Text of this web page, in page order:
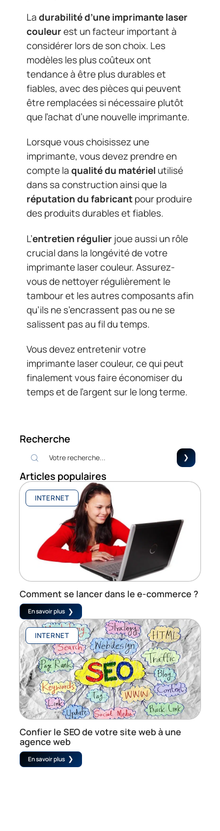
Ladurabilité d’une imprimante laser
couleurest un facteur important à
considérer lors de son choix. Les
modèles les plus coûteux ont
tendance à être plus durables et
fiables, avec des pièces qui peuvent
être remplacées si nécessaire plutôt
que l’achat d’une nouvelle imprimante.
Lorsque vous choisissez une
imprimante, vous devez prendre en
compte laqualité du matériel utilisé
dans sa construction ainsi que la
réputation du fabricantpour produire
des produits durables et fiables.
L’entretien régulier joue aussi un rôle
crucial dans la longévité de votre
imprimante laser couleur. Assurez-
vous de nettoyer régulièrement le
tambour et les autres composants afin
qu’ils ne s’encrassent pas ou ne se
salissent pas au fil du temps.
Vous devez entretenir votre
imprimante laser couleur, ce qui peut
finalement vous faire économiser du
temps et de l’argent sur le long terme.
Recherche
Articles populaires
INTERNET
Comment se lancer dans le e-commerce ?
En savoir plus
INTERNET
Confier le SEO de votre site web à une
agence web
En savoir plus